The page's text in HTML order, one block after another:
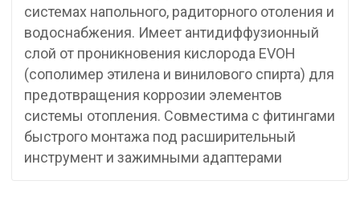
системах напольного, радиторного отоления и
водоснабжения. Имеет антидиффузионный
слой от проникновения кислорода EVOH
(сополимер этилена и винилового спирта) для
предотвращения коррозии элементов
системы отопления. Совместима с фитингами
быстрого монтажа под расширительный
инструмент и зажимными адаптерами